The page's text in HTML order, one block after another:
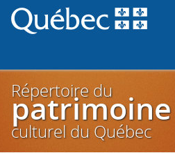
Répertoire du
patrimoine
culturel du Québec